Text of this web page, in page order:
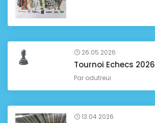
26.05.2026
Tournoi Echecs 2026
Par odutreui
13.04.2026